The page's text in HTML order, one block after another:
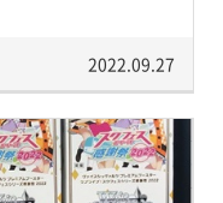
2022.09.27